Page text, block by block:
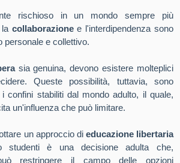
rischioso in un mondo sempre più
collaborazionee l'interdipendenza sono
personale e collettivo.
sia genuina, devono esistere molteplici
Queste possibilità, tuttavia, sono
confini stabiliti dal mondo adulto, il quale,
un'influenza che può limitare.
un approccio di educazione libertaria
è una decisione adulta che,
restringere il campo delle opzioni